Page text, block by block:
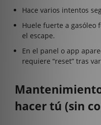
Hace varios intentos
Huele fuerte a gasóleo
el escape.
En el panel o app
requiere “reset” tras
hacer tú (sin